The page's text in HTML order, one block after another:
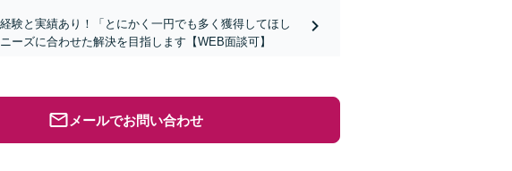
験と実績あり！「とにかく一円でも多く獲得してほし
ーズに合わせた解決を目指します【WEB面談可】
メールでお問い合わせ